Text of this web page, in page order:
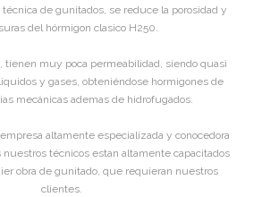
de gunitados, se reduce la porosidad y
del hórmigon clasico H250.
tienen muy poca permeabilidad, siendo quasi
y gases, obteniéndose hormigones de
mecánicas ademas de hidrofugados.
altamente especializada y conocedora
técnicos estan altamente capacitados
obra de gunitado, que requieran nuestros
clientes.